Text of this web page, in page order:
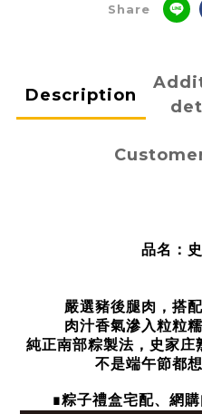
Share
Description
品名：
嚴選豬後腿肉，搭配
肉汁香氣滲入粒粒
純正南部粽製法，史家庄
不是端午節都
∎粽子禮盒宅配、網